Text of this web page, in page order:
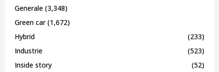
Generale (3,348)
Green car(1,672)
Hybrid
(233)
Industrie
(523)
Inside story
(52)